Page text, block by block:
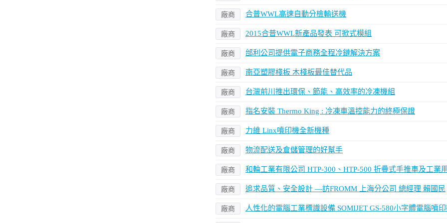
廠商 合普WWL高速自動分檢輸送機
廠商 2015合普WWL新產品發表 可掀式模組
廠商 邰利公司提供電子商務全程冷鏈解決方案
廠商 南亞塑膠棧板 木棧板最佳替代品
廠商 台灣前川推出環保、節能、高效率的冷凍機組
廠商 指名安裝 Thermo King : 冷凍車溫控能力的終極保證
廠商 力維 Linx噴印機全新機種
廠商 物流配送及倉儲管理的好幫手
廠商 和輪工業有限公司 HTP-300、HTP-500 折疊式手推車及工業
廠商 追求品質、安全設計 —訪FROMM 上海分公司 總經理 賴國民
廠商 人性化的電腦工業標識設備 SOMIJET GS-580小字體電腦噴印